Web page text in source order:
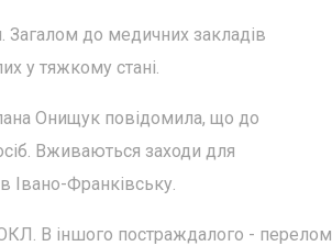
Загалом до медичних закладів
у тяжкому стані.
Онищук повідомила, що до
Вживаються заходи для
Івано-Франківську.
В іншого постраждалого - перелом